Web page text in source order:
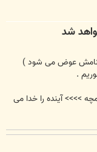
نامش عوض می شود )
.
>>>> آینده را خدا می